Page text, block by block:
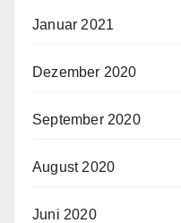
Januar 2021
Dezember 2020
September 2020
August 2020
Juni 2020